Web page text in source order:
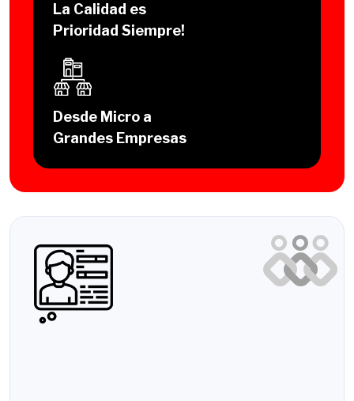
La Calidad es
Prioridad Siempre!
Desde Micro a
Grandes Empresas